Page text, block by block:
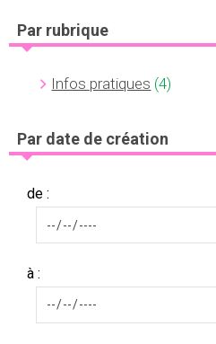
Par rubrique
Infos pratiques (4)
Par date de création
de :
à :